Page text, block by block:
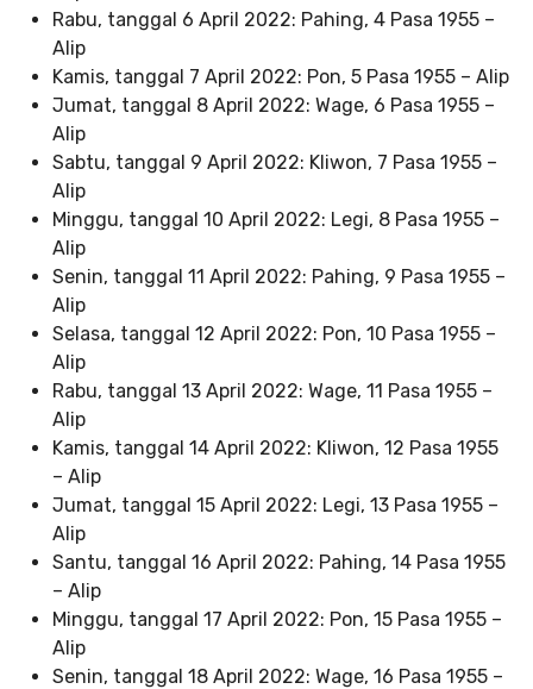
Rabu, tanggal 6 April 2022: Pahing, 4 Pasa 1955 –
Alip
Kamis, tanggal 7 April 2022: Pon, 5 Pasa 1955 – Alip
Jumat, tanggal 8 April 2022: Wage, 6 Pasa 1955 –
Alip
Sabtu, tanggal 9 April 2022: Kliwon, 7 Pasa 1955 –
Alip
Minggu, tanggal 10 April 2022: Legi, 8 Pasa 1955 –
Alip
Senin, tanggal 11 April 2022: Pahing, 9 Pasa 1955 –
Alip
Selasa, tanggal 12 April 2022: Pon, 10 Pasa 1955 –
Alip
Rabu, tanggal 13 April 2022: Wage, 11 Pasa 1955 –
Alip
Kamis, tanggal 14 April 2022: Kliwon, 12 Pasa 1955
– Alip
Jumat, tanggal 15 April 2022: Legi, 13 Pasa 1955 –
Alip
Santu, tanggal 16 April 2022: Pahing, 14 Pasa 1955
– Alip
Minggu, tanggal 17 April 2022: Pon, 15 Pasa 1955 –
Alip
Senin, tanggal 18 April 2022: Wage, 16 Pasa 1955 –